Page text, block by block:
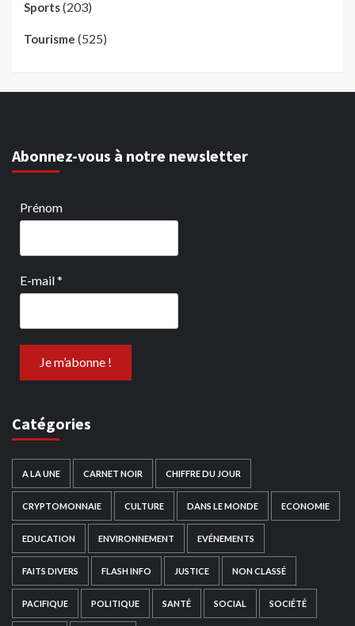
Sports(203)
Tourisme (525)
Abonnez-vous à notre newsletter
Prénom
E-mail*
Catégories
A LA UNE CARNET NOIR CHIFFRE DU JOUR
CRYPTOMONNAIE CULTURE DANS LE MONDE ECONOMIE
EDUCATION ENVIRONNEMENT EVÉNEMENTS
FAITS DIVERS FLASH INFO JUSTICE NON CLASSÉ
PACIFIQUE POLITIQUE SANTÉ SOCIAL SOCIÉTÉ